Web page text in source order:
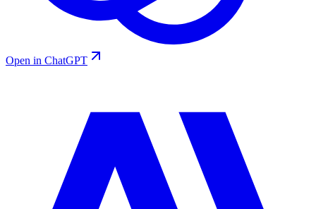
Open in ChatGPT